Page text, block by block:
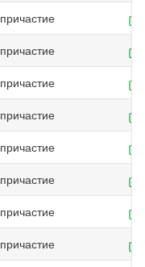
причастие
причастие
причастие
причастие
причастие
причастие
причастие
причастие